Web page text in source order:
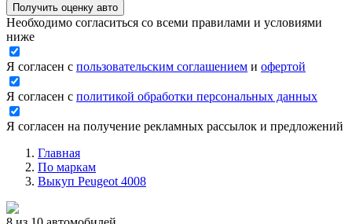
Получить оценку авто
Необходимо согласиться со всеми правилами и условиями
ниже
Я согласен с пользовательским соглашением и офертой
Я согласен с политикой обработки персональных данных
Я согласен на получение рекламных рассылок и предложений
Главная
По маркам
Выкуп Peugeot 4008